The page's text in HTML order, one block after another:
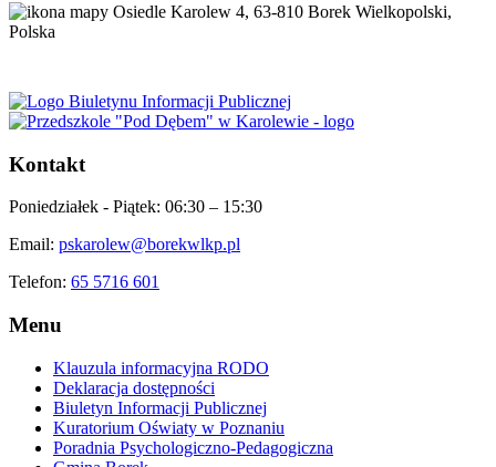
Osiedle Karolew 4, 63-810 Borek Wielkopolski,
Polska
Kontakt
Poniedziałek - Piątek: 06:30 – 15:30
Email: pskarolew@borekwlkp.pl
Telefon: 65 5716 601
Menu
Klauzula informacyjna RODO
Deklaracja dostępności
Biuletyn Informacji Publicznej
Kuratorium Oświaty w Poznaniu
Poradnia Psychologiczno-Pedagogiczna